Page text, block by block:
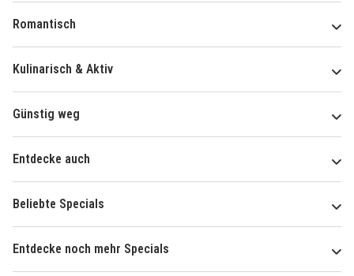
Romantisch
Kulinarisch & Aktiv
Günstig weg
Entdecke auch
Beliebte Specials
Entdecke noch mehr Specials